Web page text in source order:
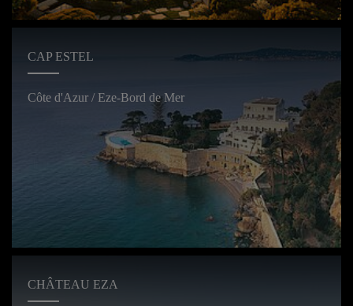
CAP ESTEL
Côte d'Azur / Eze-Bord de Mer
CHÂTEAU EZA